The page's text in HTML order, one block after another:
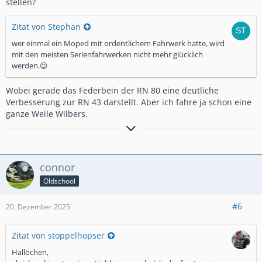
Zitat von Stephan
wer einmal ein Moped mit ordentlichem Fahrwerk hatte, wird
mit den meisten Serienfahrwerken nicht mehr glücklich
werden.😉
Wobei gerade das Federbein der RN 80 eine deutliche
Verbesserung zur RN 43 darstellt. Aber ich fahre ja schon eine
ganze Weile Wilbers.
Ich kann gut Mitmenschen umgehen.
connor
Oldschool
20. Dezember 2025 #6
Zitat von stoppelhopser
Hallöchen,